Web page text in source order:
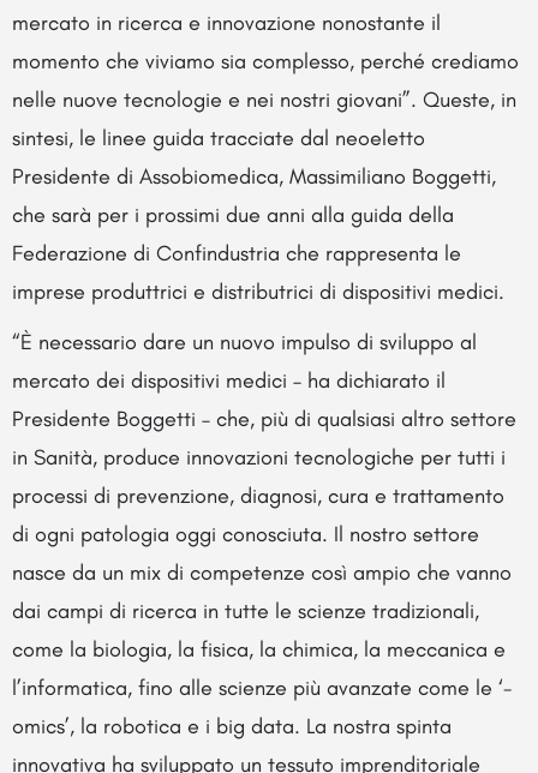
mercato in ricerca e innovazione nonostante il
momento che viviamo sia complesso, perché crediamo
nelle nuove tecnologie e nei nostri giovani”. Queste, in
sintesi, le linee guida tracciate dal neoeletto
Presidente di Assobiomedica, Massimiliano Boggetti,
che sarà per i prossimi due anni alla guida della
Federazione di Confindustria che rappresenta le
imprese produttrici e distributrici di dispositivi medici.
“È necessario dare un nuovo impulso di sviluppo al
mercato dei dispositivi medici – ha dichiarato il
Presidente Boggetti – che, più di qualsiasi altro settore
in Sanità, produce innovazioni tecnologiche per tutti i
processi di prevenzione, diagnosi, cura e trattamento
di ogni patologia oggi conosciuta. Il nostro settore
nasce da un mix di competenze così ampio che vanno
dai campi di ricerca in tutte le scienze tradizionali,
come la biologia, la fisica, la chimica, la meccanica e
l’informatica, fino alle scienze più avanzate come le ‘-
omics’, la robotica e i big data. La nostra spinta
innovativa ha sviluppato un tessuto imprenditoriale